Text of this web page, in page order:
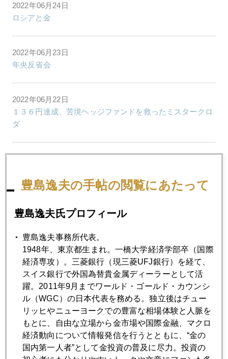
2022年06月24日
ロシアと金
2022年06月23日
年央反省会
2022年06月22日
１３６円達成、苦境ヘッジファンドを救ったミスタークロ
ダ
底値を探る株式市場
2022年06月17日
「日銀は永遠のハト派」ヘッジファンドは１４０円狙い
2022年06月16日
金は保有しても役立たないことが望ましい
2022年06月15日
豊島逸夫の手帖の閲覧にあたって
豊島逸夫氏プロフィール
豊島逸夫事務所代表。
1948年、東京都生まれ。一橋大学経済学部卒（国際
経済専攻）。三菱銀行（現三菱UFJ銀行）を経て、
スイス銀行で外国為替貴金属ディーラーとして活
躍。2011年9月までワールド・ゴールド・カウンシ
ル（WGC）の日本代表を務める。独立後はチュー
リッヒやニューヨークでの豊富な相場体験と人脈を
もとに、自由な立場から金市場や国際金融、マクロ
経済動向について情報発信を行うとともに、“金の
国内第一人者”として金投資の普及に尽力。投資の